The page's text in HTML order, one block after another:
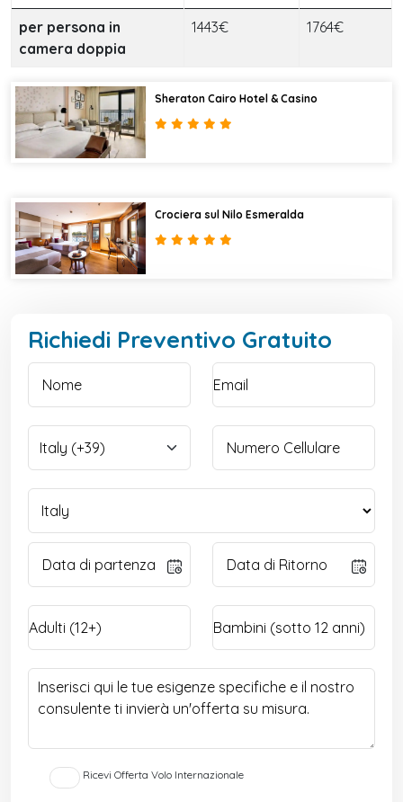
per persona in
camera doppia
1443€ 1764€
Sheraton Cairo Hotel & Casino
Crociera sul Nilo Esmeralda
Richiedi Preventivo Gratuito
Ricevi Offerta Volo Internazionale